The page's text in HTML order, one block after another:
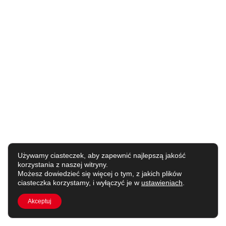
Używamy ciasteczek, aby zapewnić najlepszą jakość
korzystania z naszej witryny.
Możesz dowiedzieć się więcej o tym, z jakich plików
ciasteczka korzystamy, i wyłączyć je w ustawieniach
Akceptuj